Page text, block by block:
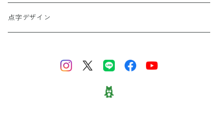
ぬかカイロ
点字デザイン